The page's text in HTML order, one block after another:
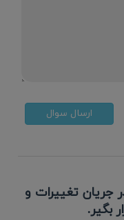
ارسال سوال
جریان تغییرات و
بگیر.